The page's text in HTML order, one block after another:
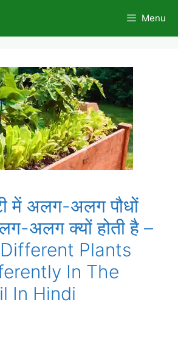
Menu
में अलग-अलग पौधों
अलग क्यों होती है –
Plants
In The
In Hindi